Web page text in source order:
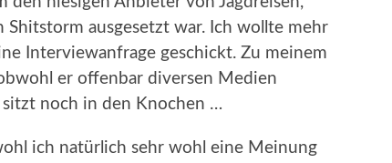
ausgesetzt war. Ich wollte mehr
Interviewanfrage geschickt. Zu meinem
er offenbar diversen Medien
sitzt noch in den Knochen …
ich natürlich sehr wohl eine Meinung